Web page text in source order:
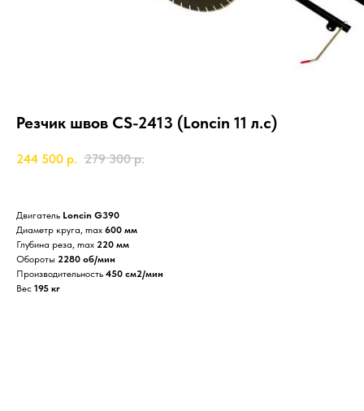
Резчик швов СS-2413 (Loncin 11 л.с)
244 500 р. 279 300 р.
Двигатель Loncin G390
Диаметр круга, max 600 мм
Глубина реза, max 220 мм
Обороты 2280 об/мин
Производительность 450 см2/мин
Вес 195 кг